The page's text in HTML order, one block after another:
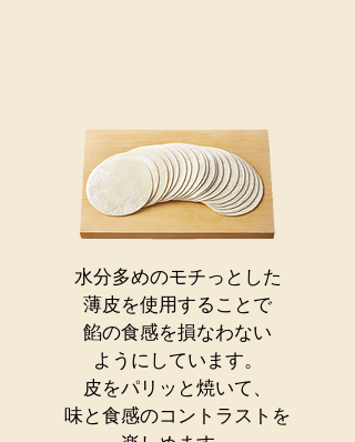
水分多めのモチっとした
薄皮を使用することで
餡の食感を損なわない
ようにしています。
皮をパリッと焼いて、
味と食感のコントラストを